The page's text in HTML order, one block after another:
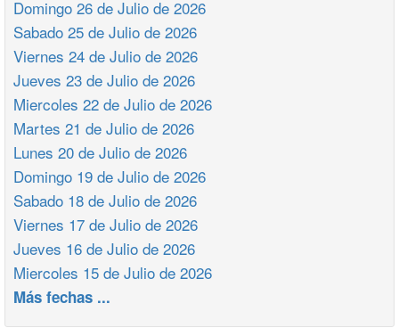
Domingo 26 de Julio de 2026
Sabado 25 de Julio de 2026
Viernes 24 de Julio de 2026
Jueves 23 de Julio de 2026
Miercoles 22 de Julio de 2026
Martes 21 de Julio de 2026
Lunes 20 de Julio de 2026
Domingo 19 de Julio de 2026
Sabado 18 de Julio de 2026
Viernes 17 de Julio de 2026
Jueves 16 de Julio de 2026
Miercoles 15 de Julio de 2026
Más fechas ...